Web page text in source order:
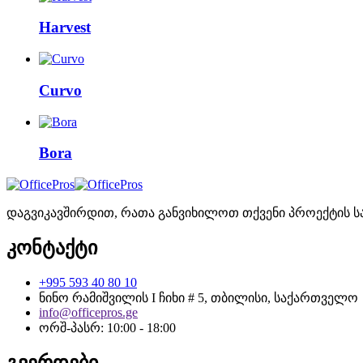
Harvest
Curvo
Bora
დაგვიკავშირდით, რათა განვიხილოთ თქვენი პროექტის
კონტაქტი
+995 593 40 80 10
ნინო რამიშვილის I ჩიხი # 5, თბილისი, საქართველო
info@officepros.ge
ორშ-პასრ: 10:00 - 18:00